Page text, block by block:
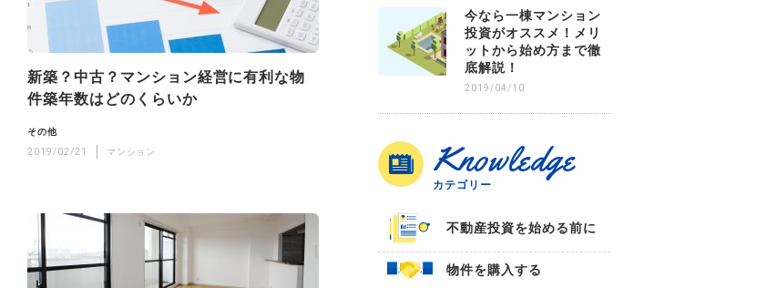
新築？中古？マンション経営に有利な物
件築年数はどのくらいか
その他
2019/02/21
マンション
今なら一棟マンション
投資がオススメ！メリ
ットから始め方まで徹
底解説！
2019/04/10
Knowledge
カテゴリー
不動産投資を始める前に
物件を購入する